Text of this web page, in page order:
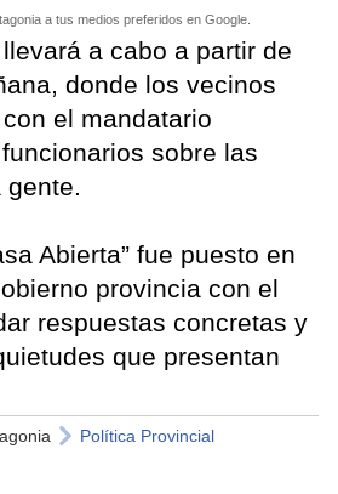
a tus medios preferidos en Google.
a cabo a partir de
donde los vecinos
el mandatario
sobre las
gente.
Abierta” fue puesto en
provincia con el
respuestas concretas y
que presentan
Política Provincial